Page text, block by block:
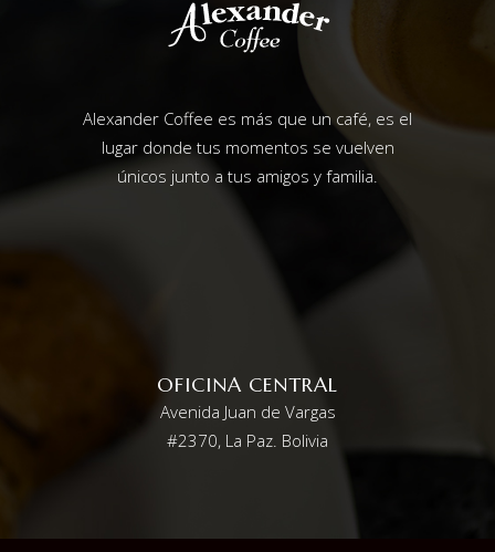
Alexander Coffee es más que un café, es el
lugar donde tus momentos se vuelven
únicos junto a tus amigos y familia.
OFICINA CENTRAL
Avenida Juan de Vargas
#2370, La Paz. Bolivia